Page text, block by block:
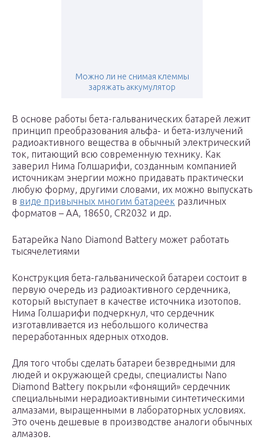
Можно ли не снимая клеммы
заряжать аккумулятор
В основе работы бета-гальванических батарей лежит
принцип преобразования альфа- и бета-излучений
радиоактивного вещества в обычный электрический
ток, питающий всю современную технику. Как
заверил Нима Голшарифи, созданным компанией
источникам энергии можно придавать практически
любую форму, другими словами, их можно выпускать
в виде привычных многим батареек различных
форматов – АА, 18650, CR2032 и др.
Батарейка Nano Diamond Battery может работать
тысячелетиями
Конструкция бета-гальванической батареи состоит в
первую очередь из радиоактивного сердечника,
который выступает в качестве источника изотопов.
Нима Голшарифи подчеркнул, что сердечник
изготавливается из небольшого количества
переработанных ядерных отходов.
Для того чтобы сделать батареи безвредными для
людей и окружающей среды, специалисты Nano
Diamond Battery покрыли «фонящий» сердечник
специальными нерадиоактивными синтетическими
алмазами, выращенными в лабораторных условиях.
Это очень дешевые в производстве аналоги обычных
алмазов.